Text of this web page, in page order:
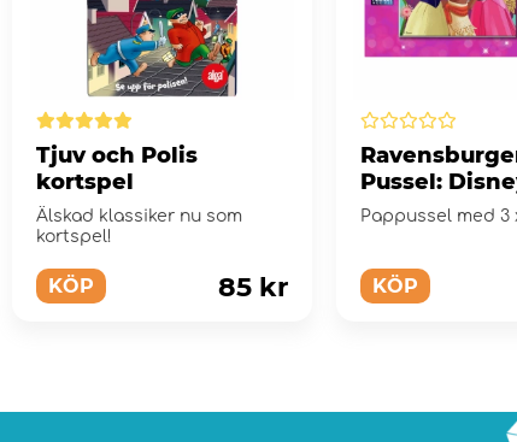
Tjuv och Polis
kortspel
Älskad klassiker nu som
kortspel!
KÖP 85 kr
Pussel:
Princess
Pappussel med 3
KÖP